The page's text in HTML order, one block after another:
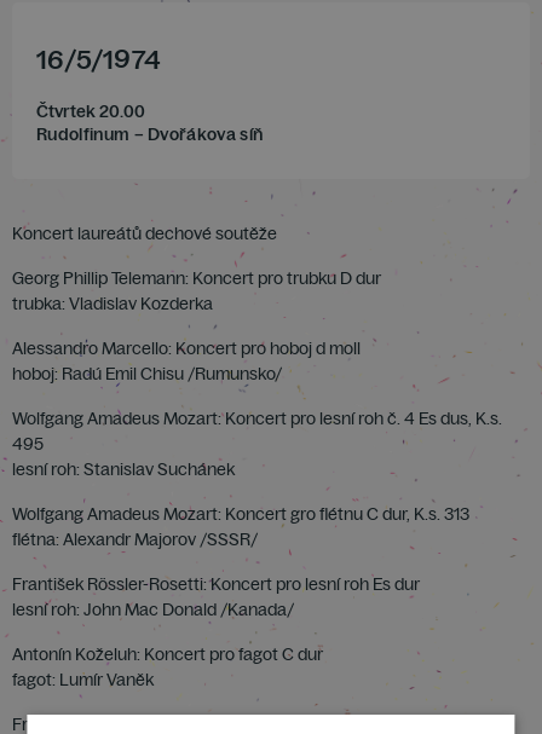
16/5/1974
Čtvrtek 20.00
Rudolfinum – Dvořákova síň
Koncert laureátů dechové soutěže
Georg Phillip Telemann: Koncert pro trubku D dur
trubka: Vladislav Kozderka
Alessandro Marcello: Koncert pro hoboj d moll
hoboj: Radú Emil Chisu /Rumunsko/
Wolfgang Amadeus Mozart: Koncert pro lesní roh č. 4 Es dus, K.s.
495
lesní roh: Stanislav Suchánek
Wolfgang Amadeus Mozart: Koncert gro flétnu C dur, K.s. 313
flétna: Alexandr Majorov /SSSR/
František Rössler-Rosetti: Koncert pro lesní roh Es dur
lesní roh: John Mac Donald /Kanada/
Antonín Koželuh: Koncert pro fagot C dur
fagot: Lumír Vaněk
František Kramář: Koncert pro klarinet Es dur, op. 36